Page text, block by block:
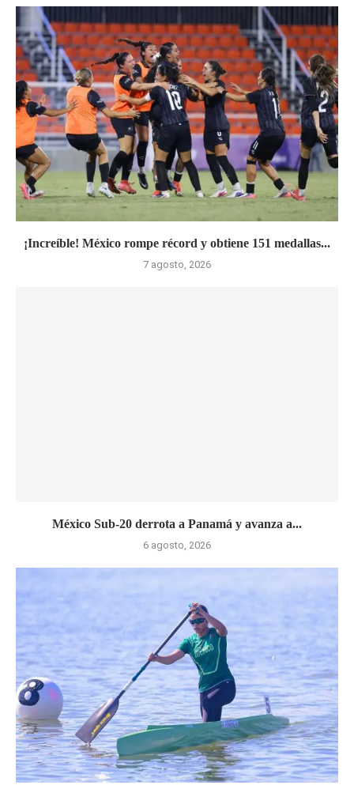
¡Increíble! México rompe récord y obtiene 151 medallas...
7 agosto, 2026
México Sub-20 derrota a Panamá y avanza a...
6 agosto, 2026